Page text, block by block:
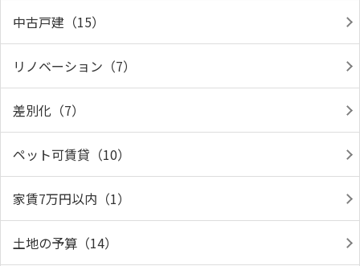
中古戸建（15）
リノベーション（7）
差別化（7）
ペット可賃貸（10）
家賃7万円以内（1）
土地の予算（14）